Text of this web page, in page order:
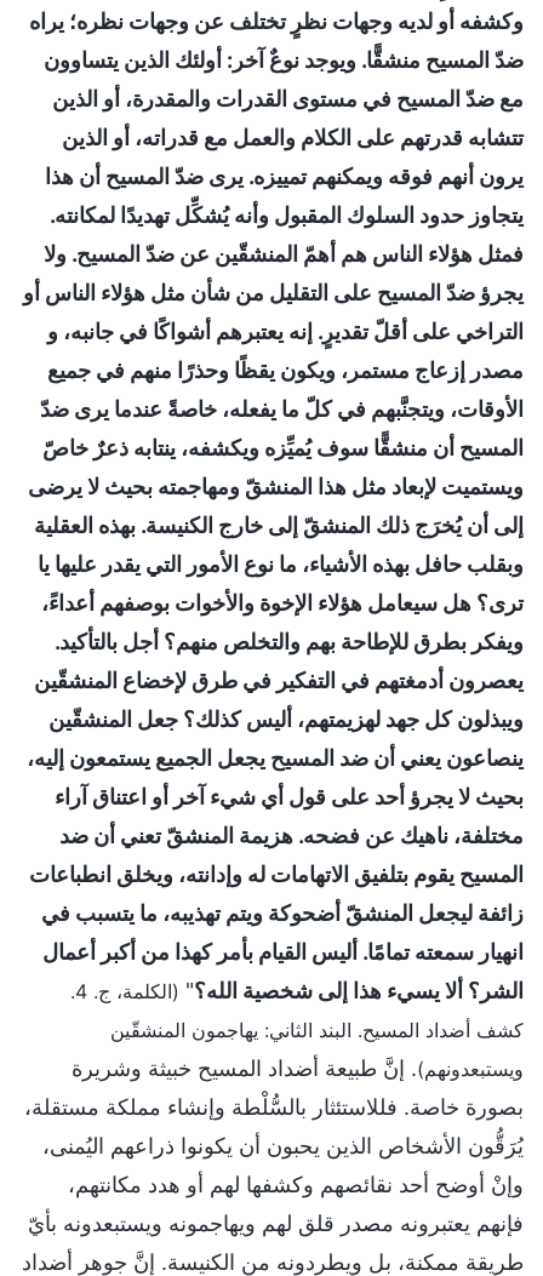
وكشفه أو لديه وجهات نظرٍ تختلف عن وجهات نظره؛ يراه
ضدّ المسيح منشقًّا. ويوجد نوعٌ آخر: أولئك الذين يتساوون
مع ضدّ المسيح في مستوى القدرات والمقدرة، أو الذين
تتشابه قدرتهم على الكلام والعمل مع قدراته، أو الذين
يرون أنهم فوقه ويمكنهم تمييزه. يرى ضدّ المسيح أن هذا
يتجاوز حدود السلوك المقبول وأنه يُشكِّل تهديدًا لمكانته.
فمثل هؤلاء الناس هم أهمّ المنشقّين عن ضدّ المسيح. ولا
يجرؤ ضدّ المسيح على التقليل من شأن مثل هؤلاء الناس أو
التراخي على أقلّ تقديرٍ. إنه يعتبرهم أشواكًا في جانبه، و
مصدر إزعاج مستمر، ويكون يقظًا وحذرًا منهم في جميع
الأوقات، ويتجنَّبهم في كلّ ما يفعله، خاصةً عندما يرى ضدّ
المسيح أن منشقًّا سوف يُميِّزه ويكشفه، ينتابه ذعرٌ خاصّ
ويستميت لإبعاد مثل هذا المنشقّ ومهاجمته بحيث لا يرضى
إلى أن يُخرَج ذلك المنشقّ إلى خارج الكنيسة. بهذه العقلية
وبقلب حافل بهذه الأشياء، ما نوع الأمور التي يقدر عليها يا
ترى؟ هل سيعامل هؤلاء الإخوة والأخوات بوصفهم أعداءً،
ويفكر بطرق للإطاحة بهم والتخلص منهم؟ أجل بالتأكيد.
يعصرون أدمغتهم في التفكير في طرق لإخضاع المنشقّين
ويبذلون كل جهد لهزيمتهم، أليس كذلك؟ جعل المنشقّين
ينصاعون يعني أن ضد المسيح يجعل الجميع يستمعون إليه،
بحيث لا يجرؤ أحد على قول أي شيء آخر أو اعتناق آراء
مختلفة، ناهيك عن فضحه. هزيمة المنشقّ تعني أن ضد
المسيح يقوم بتلفيق الاتهامات له وإدانته، ويخلق انطباعات
زائفة ليجعل المنشقّ أضحوكة ويتم تهذيبه، ما يتسبب في
انهيار سمعته تمامًا. أليس القيام بأمر كهذا من أكبر أعمال
الشر؟ ألا يسيء هذا إلى شخصية الله؟"
(الكلمة، ج. 4.
كشف أضداد المسيح. البند الثاني: يهاجمون المنشقّين
ويستبعدونهم). إنَّ طبيعة أضداد المسيح خبيثة وشريرة
بصورة خاصة. فللاستئثار بالسُّلْطة وإنشاء مملكة مستقلة،
يُرَقُّون الأشخاص الذين يحبون أن يكونوا ذراعهم اليُمنى،
وإنْ أوضح أحد نقائصهم وكشفها لهم أو هدد مكانتهم،
فإنهم يعتبرونه مصدر قلق لهم ويهاجمونه ويستبعدونه بأيّ
طريقة ممكنة، بل ويطردونه من الكنيسة. إنَّ جوهر أضداد